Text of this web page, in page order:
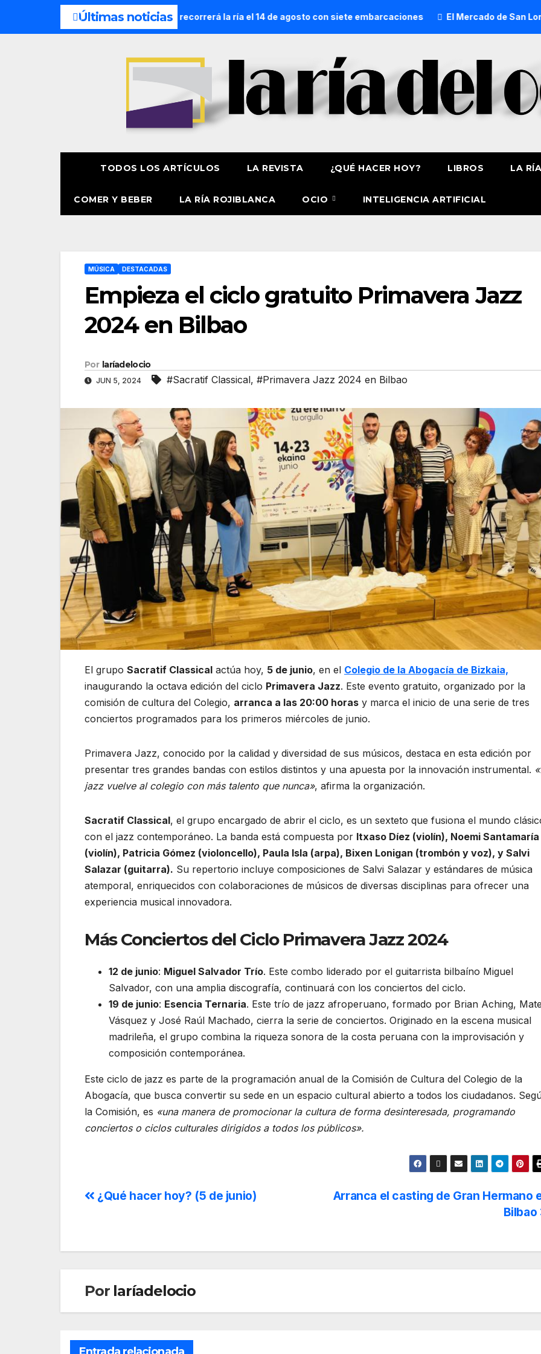
Últimas noticias
de la Amatxu de Begoña recorrerá la ría el 14 de agosto con siete embarcaciones El Mercado de San Lorenzo
TODOS LOS ARTÍCULOS LA REVISTA ¿QUÉ HACER HOY? LIBROS LA
COMER Y BEBER LA RÍA ROJIBLANCA OCIO INTELIGENCIA ARTIFICIAL
MÚSICA DESTACADAS
Empieza el ciclo gratuito Primavera Jazz
2024 en Bilbao
Por laríadelocio
JUN 5, 2024 #Sacratif Classical, #Primavera Jazz 2024 en Bilbao
El grupo Sacratif Classical actúa hoy, 5 de junio, en el Colegio de la Abogacía de Bizkaia,
inaugurando la octava edición del ciclo Primavera Jazz. Este evento gratuito, organizado por la
comisión de cultura del Colegio, arranca a las 20:00 horas y marca el inicio de una serie de tres
conciertos programados para los primeros miércoles de junio.
Primavera Jazz, conocido por la calidad y diversidad de sus músicos, destaca en esta edición por
presentar tres grandes bandas con estilos distintos y una apuesta por la innovación instrumental.
jazz vuelve al colegio con más talento que nunca», afirma la organización.
Sacratif Classical, el grupo encargado de abrir el ciclo, es un sexteto que fusiona el mundo
con el jazz contemporáneo. La banda está compuesta por Itxaso Díez (violín), Noemi Santamaría
(violín), Patricia Gómez (violoncello), Paula Isla (arpa), Bixen Lonigan (trombón y voz), y Salvi
Salazar (guitarra). Su repertorio incluye composiciones de Salvi Salazar y estándares de música
atemporal, enriquecidos con colaboraciones de músicos de diversas disciplinas para ofrecer una
experiencia musical innovadora.
Más Conciertos del Ciclo Primavera Jazz 2024
12 de junio: Miguel Salvador Trío. Este combo liderado por el guitarrista bilbaíno Miguel
Salvador, con una amplia discografía, continuará con los conciertos del ciclo.
19 de junio: Esencia Ternaria. Este trío de jazz afroperuano, formado por Brian Aching,
Vásquez y José Raúl Machado, cierra la serie de conciertos. Originado en la escena musical
madrileña, el grupo combina la riqueza sonora de la costa peruana con la improvisación y
composición contemporánea.
Este ciclo de jazz es parte de la programación anual de la Comisión de Cultura del Colegio de la
Abogacía, que busca convertir su sede en un espacio cultural abierto a todos los ciudadanos.
la Comisión, es «una manera de promocionar la cultura de forma desinteresada, programando
conciertos o ciclos culturales dirigidos a todos los públicos».
Arranca el casting de Gran Hermano
Bilbao
¿Qué hacer hoy? (5 de junio)
Por laríadelocio